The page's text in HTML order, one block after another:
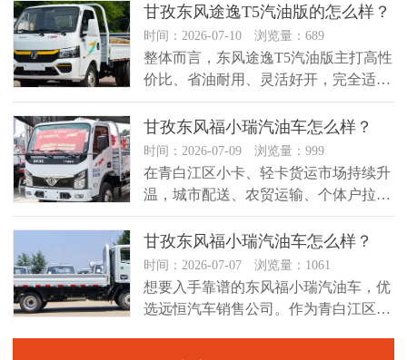
甘孜东风途逸T5汽油版的怎么样？
时间：2026-07-10 浏览量：689
整体而言，东风途逸T5汽油版主打高性
价比、省油耐用、灵活好开，完全适配
青白江区日常商贸配送、建材小件...
甘孜东风福小瑞汽油车怎么样？
时间：2026-07-09 浏览量：999
在青白江区小卡、轻卡货运市场持续升
温，城市配送、农贸运输、个体户拉货
需求不断上涨，不少从业者都在挑选...
甘孜东风福小瑞汽油车怎么样？
时间：2026-07-07 浏览量：1061
想要入手靠谱的东风福小瑞汽油车，优
选远恒汽车销售公司。作为青白江区深